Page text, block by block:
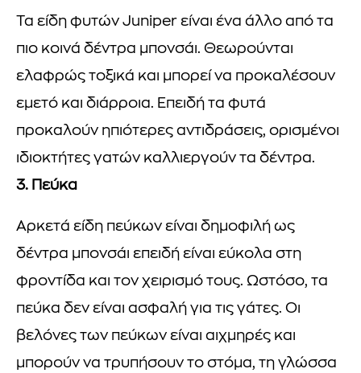
Τα είδη φυτών Juniper είναι ένα άλλο από τα
πιο κοινά δέντρα μπονσάι. Θεωρούνται
ελαφρώς τοξικά και μπορεί να προκαλέσουν
εμετό και διάρροια. Επειδή τα φυτά
προκαλούν ηπιότερες αντιδράσεις, ορισμένοι
ιδιοκτήτες γατών καλλιεργούν τα δέντρα.
3. Πεύκα
Αρκετά είδη πεύκων είναι δημοφιλή ως
δέντρα μπονσάι επειδή είναι εύκολα στη
φροντίδα και τον χειρισμό τους. Ωστόσο, τα
πεύκα δεν είναι ασφαλή για τις γάτες. Οι
βελόνες των πεύκων είναι αιχμηρές και
μπορούν να τρυπήσουν το στόμα, τη γλώσσα